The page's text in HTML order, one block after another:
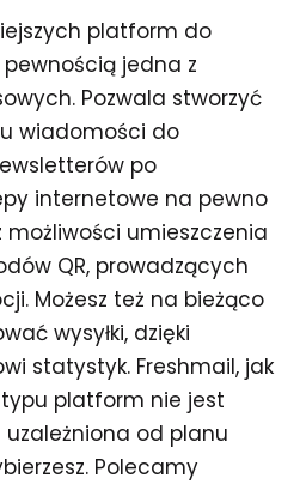
platform do
pewnością jedna z
Pozwala stworzyć
wiadomości do
po
internetowe na pewno
umieszczenia
QR, prowadzących
Możesz też na bieżąco
wysyłki, dzięki
statystyk. Freshmail, jak
platform nie jest
uzależniona od planu
Polecamy